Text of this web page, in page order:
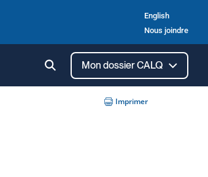
English
Nous joindre
Ouvrir
la
recherche
Mon dossier CALQ
Imprimer